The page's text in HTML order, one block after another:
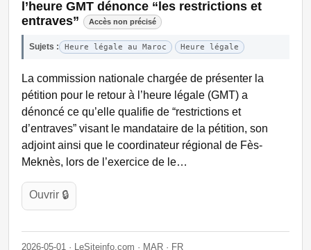
l’heure GMT dénonce “les restrictions et
entraves”
Accès non précisé
Sujets : Heure légale au Maroc Heure légale
La commission nationale chargée de présenter la
pétition pour le retour à l’heure légale (GMT) a
dénoncé ce qu’elle qualifie de “restrictions et
d’entraves” visant le mandataire de la pétition, son
adjoint ainsi que le coordinateur régional de Fès-
Meknès, lors de l’exercice de le…
Ouvrir 🔒
2026-05-01 · LeSiteinfo.com · MAR · FR